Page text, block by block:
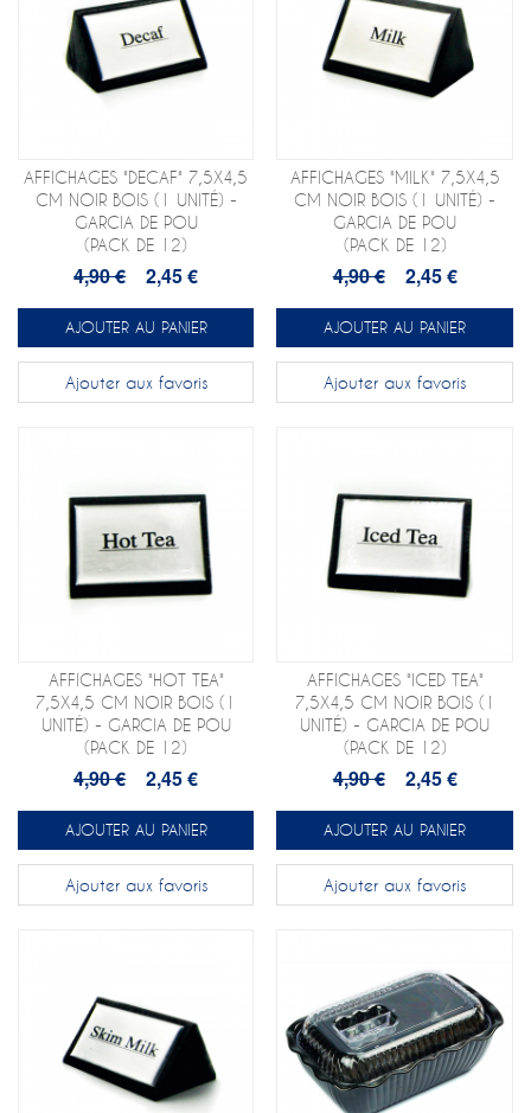
AFFICHAGES "DECAF" 7,5X4,5
CM NOIR BOIS (1 UNITÉ) -
GARCIA DE POU
(PACK DE 12)
4,90 € 2,45 €
AJOUTER AU PANIER
Ajouter aux favoris
AFFICHAGES "MILK" 7,5X4,5
CM NOIR BOIS (1 UNITÉ) -
GARCIA DE POU
(PACK DE 12)
4,90 € 2,45 €
AJOUTER AU PANIER
Ajouter aux favoris
AFFICHAGES "HOT TEA"
7,5X4,5 CM NOIR BOIS (1
UNITÉ) - GARCIA DE POU
(PACK DE 12)
4,90 € 2,45 €
AJOUTER AU PANIER
Ajouter aux favoris
AFFICHAGES "ICED TEA"
7,5X4,5 CM NOIR BOIS (1
UNITÉ) - GARCIA DE POU
(PACK DE 12)
4,90 € 2,45 €
AJOUTER AU PANIER
Ajouter aux favoris